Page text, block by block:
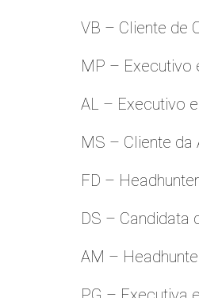
VB – Cliente de
MP – Executivo
AL – Executivo
MS – Cliente da
FD –
DS – Candidata
AM –